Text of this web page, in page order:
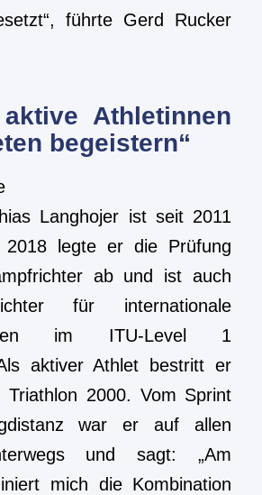
führte Gerd Rucker
Athletinnen
begeistern“
Langhojer ist seit 2011
2018 legte er die Prüfung
ab und ist auch
für internationale
im ITU-Level 1
aktiver Athlet bestritt er
Triathlon 2000. Vom Sprint
war er auf allen
und sagt: „Am
mich die Kombination